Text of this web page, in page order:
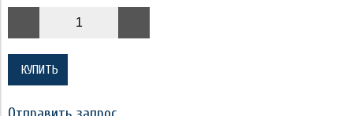
КУПИТЬ